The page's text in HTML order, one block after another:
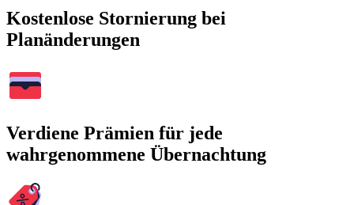
Kostenlose Stornierung bei
Planänderungen
Verdiene Prämien für jede
wahrgenommene Übernachtung